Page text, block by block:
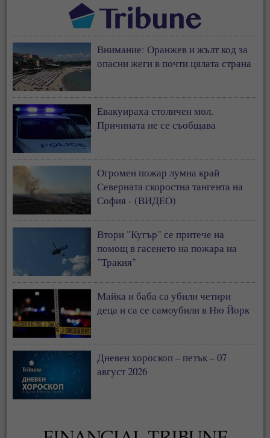
Внимание: Оранжев и жълт код за
опасни жеги в почти цялата страна
Евакуираха столичен мол.
Причината не се съобщава
Огромен пожар лумна край
Северната скоростна тангента на
София - (ВИДЕО)
Втори "Кугър" се притече на
помощ в гасенето на пожара на
"Тракия"
Майка и баба са убили четири
деца и са се самоубили в Ню Йорк
Дневен хороскоп – петък – 07
август 2026